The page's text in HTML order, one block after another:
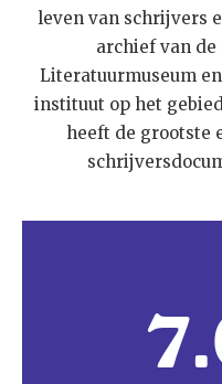
leven van schrijvers
archief van
Literatuurmuseum
instituut op het
heeft de grootste